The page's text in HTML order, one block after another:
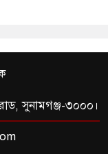
সুনামগঞ্জ-৩০০০।